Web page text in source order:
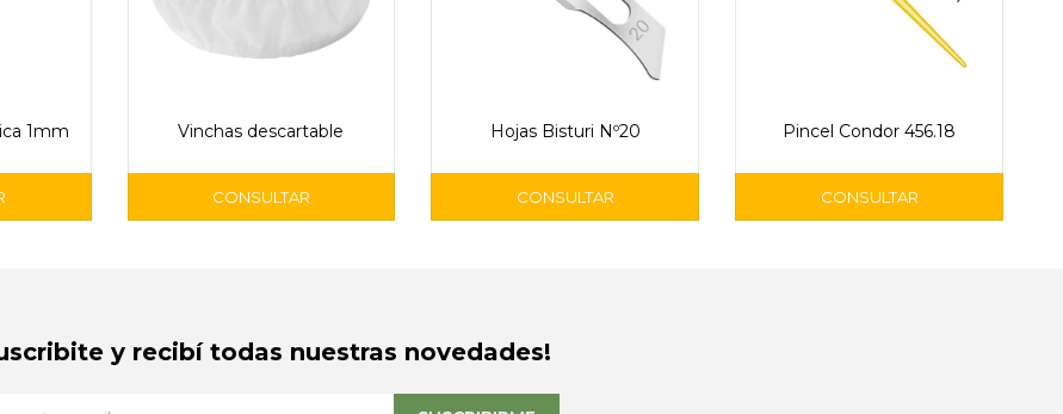
1mm Vinchas descartable Hojas Bisturi Nº20 Pincel Condor 456.18
y recibí todas nuestras novedades!